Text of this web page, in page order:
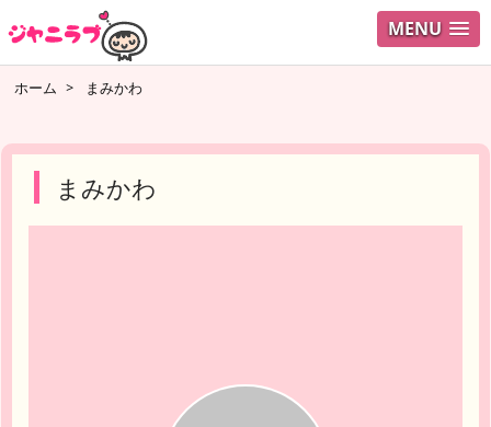
MENU ログイ
ホーム > まみかわ
まみかわ